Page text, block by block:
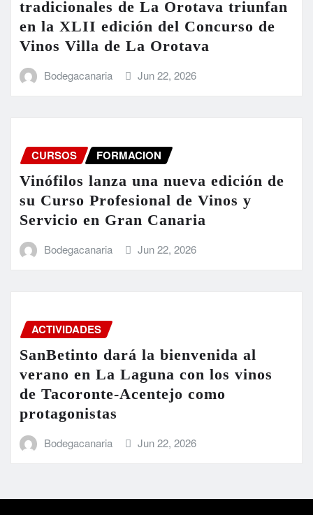
tradicionales de La Orotava triunfan
en la XLII edición del Concurso de
Vinos Villa de La Orotava
Bodegacanaria Jun 22, 2026
CURSOS FORMACION
Vinófilos lanza una nueva edición de
su Curso Profesional de Vinos y
Servicio en Gran Canaria
Bodegacanaria Jun 22, 2026
ACTIVIDADES
SanBetinto dará la bienvenida al
verano en La Laguna con los vinos
de Tacoronte-Acentejo como
protagonistas
Bodegacanaria Jun 22, 2026